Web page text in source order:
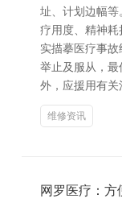
址、计划边幅
疗用度、精神
实描摹医疗事
举止及服从，
外，应援用有关
维修资讯
网罗医疗：方